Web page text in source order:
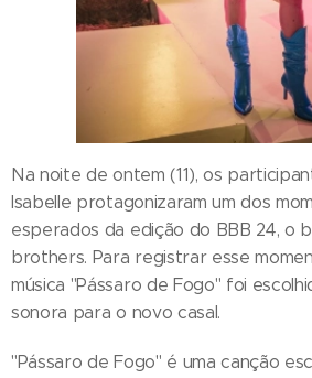
Na noite de ontem (11), os
Isabelle protagonizaram um dos
esperados da edição do BBB 24, o
brothers. Para registrar esse
música "Pássaro de Fogo" foi
sonora para o novo casal.
"Pássaro de Fogo" é uma canção